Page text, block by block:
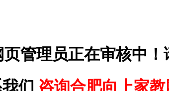
管理员正在审核中！
们 咨询合肥向上家教